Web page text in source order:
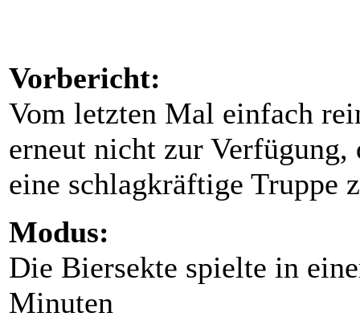
Vorbericht:
Vom letzten Mal einfach
erneut nicht zur Verfügung,
eine schlagkräftige Truppe
Modus:
Die Biersekte spielte in
Minuten